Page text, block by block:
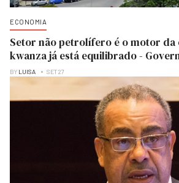
ECONOMIA
Setor não petrolífero é o motor da
kwanza já está equilibrado -
BY LUISA SET 27